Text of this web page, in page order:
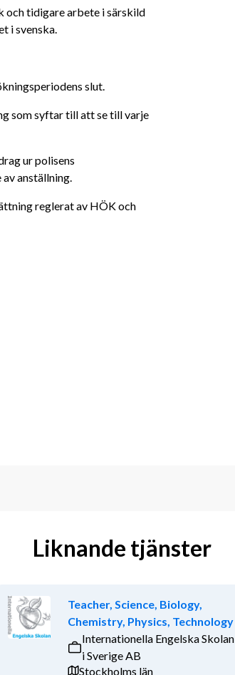
och tidigare arbete i särskild
i svenska.
slut.
som syftar till att se till varje
ur polisens
anställning.
reglerat av HÖK och
Liknande tjänster
Teacher, Science, Biology,
Chemistry, Physics, Technology
Internationella Engelska Skolan
i Sverige AB
Stockholms län